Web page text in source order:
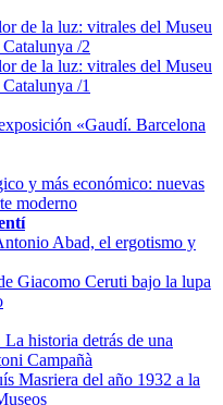
de la luz: vitrales del Museu
/2
de la luz: vitrales del Museu
/1
«Gaudí. Barcelona
y más económico: nuevas
moderno
Abad, el ergotismo y
Giacomo Ceruti bajo la lupa
historia detrás de una
Campañà
Masriera del año 1932 a la